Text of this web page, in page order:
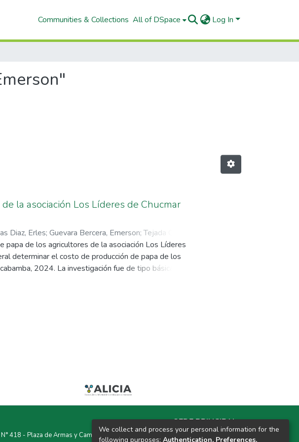
Communities & Collections All of DSpace Log In
la asociación Los Líderes de Chucmar
Diaz, Erles; Guevara Bercera, Emerson;Tejada Carrera,
de los agricultores de la asociación Los Líderes
determinar el costo de producción de papa de los
2024. La investigación fue de tipo básica de
población y la muestra estuvieron conformadas por
SEDE PRINCIPAL
418 - Plaza de Armas y Campus Universitarios Colpa Matara y Colpa Huacariz
We collect and process your personal information for the
following purposes: Authentication, Preferences,